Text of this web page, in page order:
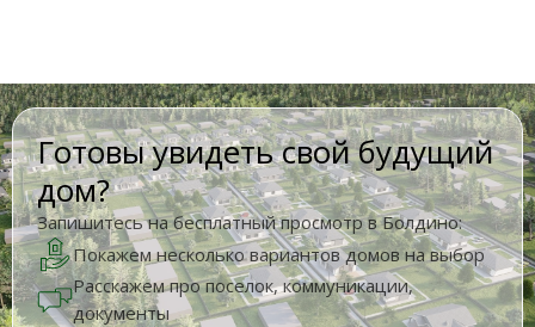
Готовы увидеть свой будущий
дом?
Запишитесь на бесплатный просмотр в Болдино:
Покажем несколько вариантов домов на выбор
Расскажем про поселок, коммуникации,
документы